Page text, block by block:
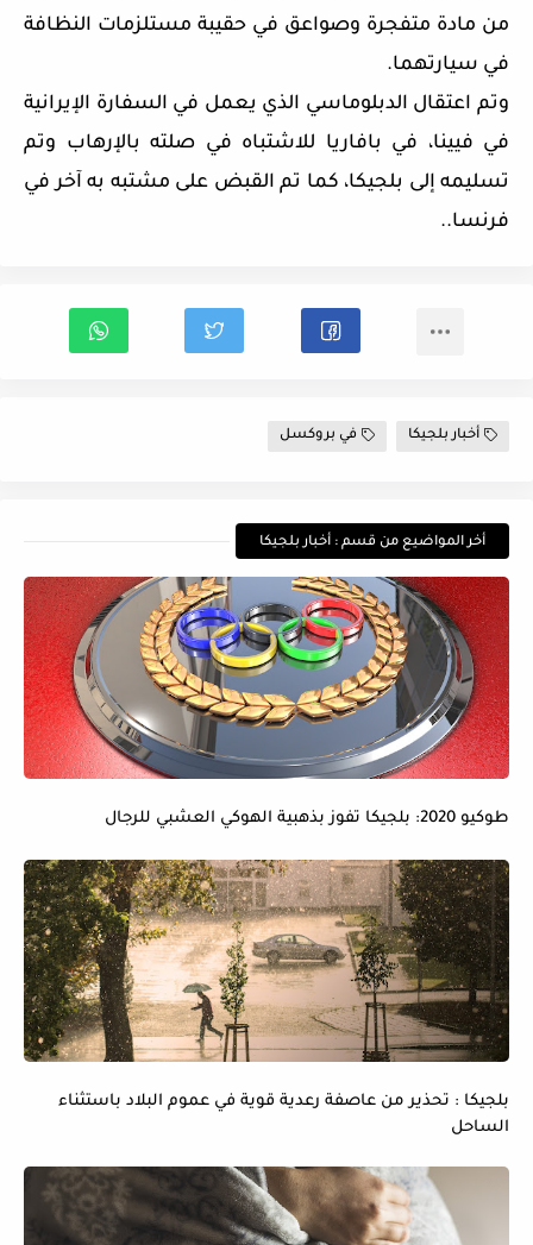
من مادة متفجرة وصواعق في حقيبة مستلزمات النظافة
في سيارتهما.
وتم اعتقال الدبلوماسي الذي يعمل في السفارة الإيرانية
في فيينا، في بافاريا للاشتباه في صلته بالإرهاب وتم
تسليمه إلى بلجيكا، كما تم القبض على مشتبه به آخر في
فرنسا..
أخبار بلجيكا في بروكسل
أخر المواضيع من قسم : أخبار بلجيكا
طوكيو 2020: بلجيكا تفوز بذهبية الهوكي العشبي للرجال
بلجيكا : تحذير من عاصفة رعدية قوية في عموم البلاد باستثناء
الساحل